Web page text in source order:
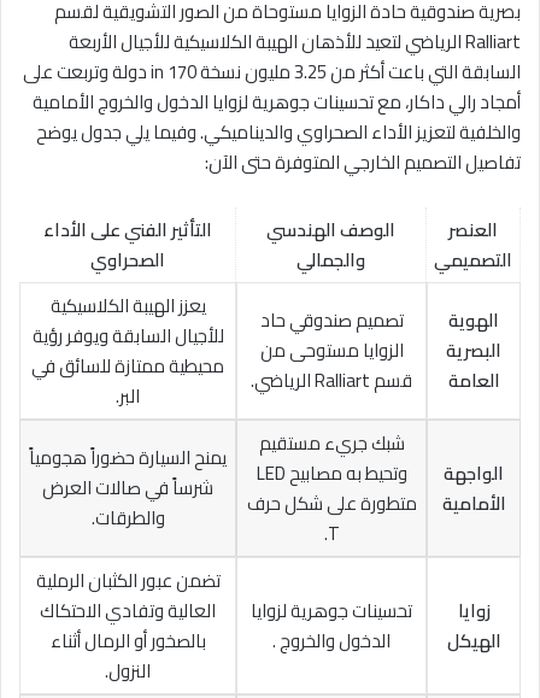
بصرية صندوقية حادة الزوايا مستوحاة من الصور التشويقية لقسم
Ralliart الرياضي لتعيد للأذهان الهيبة الكلاسيكية للأجيال الأربعة
السابقة التي باعت أكثر من 3.25 مليون نسخة in 170 دولة وتربعت على
أمجاد رالي داكار، مع تحسينات جوهرية لزوايا الدخول والخروج الأمامية
والخلفية لتعزيز الأداء الصحراوي والديناميكي. وفيما يلي جدول يوضح
تفاصيل التصميم الخارجي المتوفرة حتى الآن:
العنصر
التصميمي
الوصف الهندسي
والجمالي
التأثير الفني على الأداء
الصحراوي
الهوية
البصرية
العامة
تصميم صندوقي حاد
الزوايا مستوحى من
قسم Ralliart الرياضي.
يعزز الهيبة الكلاسيكية
للأجيال السابقة ويوفر رؤية
محيطية ممتازة للسائق في
البر.
الواجهة
الأمامية
شبك جريء مستقيم
وتحيط به مصابيح LED
متطورة على شكل حرف
T.
يمنح السيارة حضوراً هجومياً
شرساً في صالات العرض
والطرقات.
زوايا
الهيكل
تحسينات جوهرية لزوايا
الدخول والخروج .
تضمن عبور الكثبان الرملية
العالية وتفادي الاحتكاك
بالصخور أو الرمال أثناء
النزول.